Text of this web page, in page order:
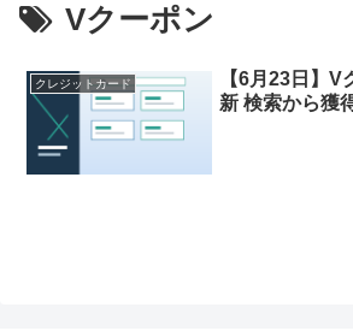
Vクーポン
クレジットカード
【6月23日】V
新 検索から獲